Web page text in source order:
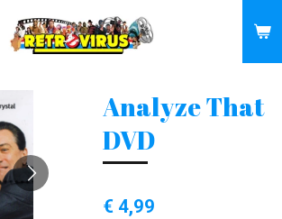
Analyze That
DVD
€ 4,99